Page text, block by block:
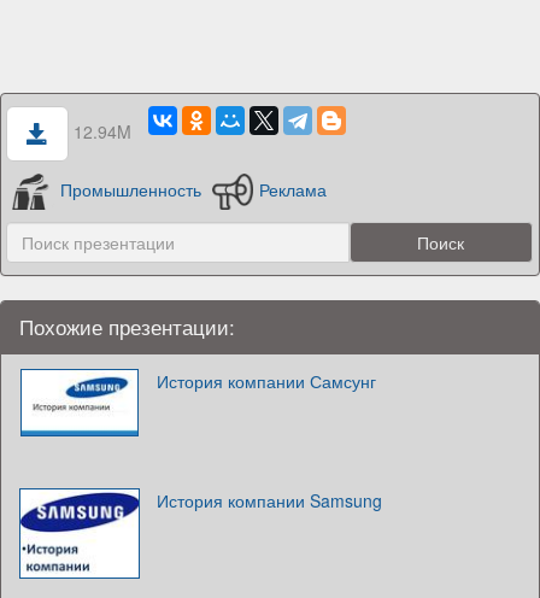
12.94M
Промышленность Реклама
Похожие презентации:
История компании Самсунг
История компании Samsung